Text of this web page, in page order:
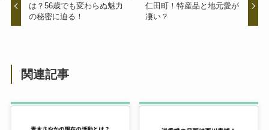
は？56歳でも変わらぬ魅力
の秘密に迫る！
仁田町！特産品と地元愛が
凄い？
関連記事